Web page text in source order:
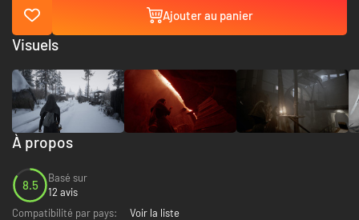
Ajouter au panier
À propos
8.5
Basé sur
12 avis
Compatibilité par pays:
Voir la liste
Visuels